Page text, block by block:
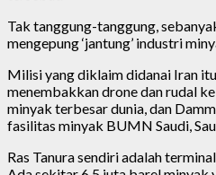
Tak tanggung-tanggung,
mengepung ‘jantung’ industri
Milisi yang diklaim didanai Iran
menembakkan drone dan rudal ke
minyak terbesar dunia, dan
fasilitas minyak BUMN Saudi,
Ras Tanura sendiri adalah